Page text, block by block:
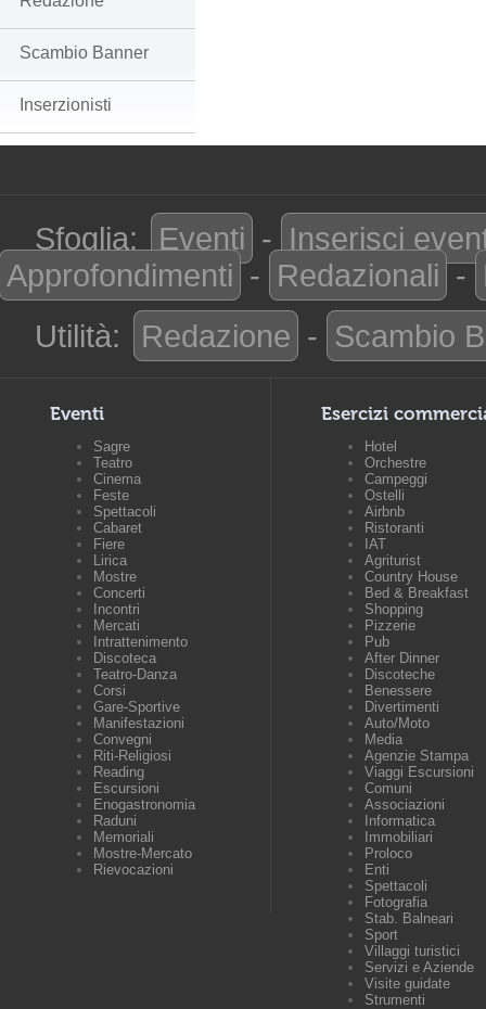
Scambio Banner
Inserzionisti
Sfoglia: Eventi - Inserisci
Approfondimenti - Redazionali -
Utilità:
Redazione - Scambio
Eventi
Sagre
Teatro
Cinema
Feste
Spettacoli
Cabaret
Fiere
Lirica
Mostre
Concerti
Incontri
Mercati
Intrattenimento
Discoteca
Teatro-Danza
Corsi
Gare-Sportive
Manifestazioni
Convegni
Riti-Religiosi
Reading
Escursioni
Enogastronomia
Raduni
Memoriali
Mostre-Mercato
Rievocazioni
Esercizi
Hotel
Orchestre
Campeggi
Ostelli
Airbnb
Ristoranti
IAT
Agriturist
Country House
Bed & Breakfast
Shopping
Pizzerie
Pub
After Dinner
Discoteche
Benessere
Divertimenti
Auto/Moto
Media
Agenzie Stampa
Viaggi Escursioni
Comuni
Associazioni
Informatica
Immobiliari
Proloco
Enti
Spettacoli
Fotografia
Stab. Balneari
Sport
Villaggi turistici
Servizi e Aziende
Visite guidate
Strumenti